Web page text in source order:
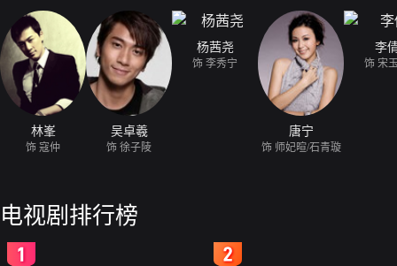
林峯
饰 寇仲
吴卓羲
饰 徐子陵
杨茜尧
饰 李秀宁
唐宁
饰 师妃暄/石青璇
李
饰 宋
电视剧排行榜